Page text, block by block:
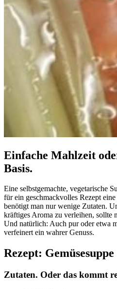
Einfache Mahlzeit
Basis.
Eine selbstgemachte, vegetarische
für ein geschmackvolles Rezept
benötigt man nur wenige Zutaten.
kräftiges Aroma zu verleihen, sollte
Und natürlich: Auch pur oder etwa
verfeinert ein wahrer Genuss.
Rezept: Gemüsesuppe
Zutaten. Oder das kommt